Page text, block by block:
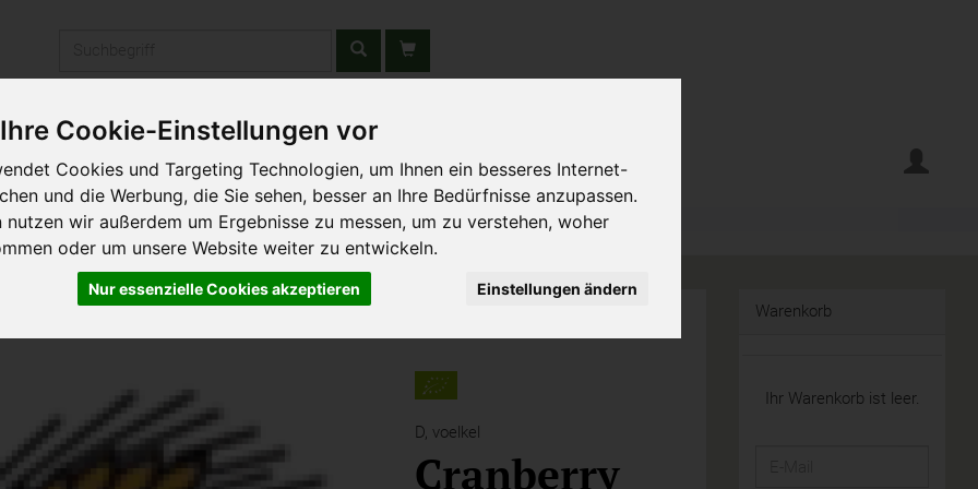
Cookie-Einstellungen vor
Cookies und Targeting Technologien, um Ihnen ein besseres Internet-
und die Werbung, die Sie sehen, besser an Ihre Bedürfnisse anzupassen.
nutzen wir außerdem um Ergebnisse zu messen, um zu verstehen, woher
oder um unsere Website weiter zu entwickeln.
Nur essenzielle Cookies akzeptieren Einstellungen ändern
& Schulen Liefergebiet Wochenmarkt
D, voelkel
Cranberry
Warenkorb
Ihr Warenkorb ist leer.